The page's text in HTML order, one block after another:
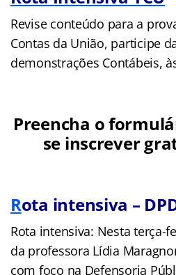
Revise conteúdo para a
Contas da União, participe
demonstrações Contábeis,
Preencha o
se inscrever
Rota intensiva –
Rota intensiva: Nesta terça-
da professora Lídia
com foco na Defensoria